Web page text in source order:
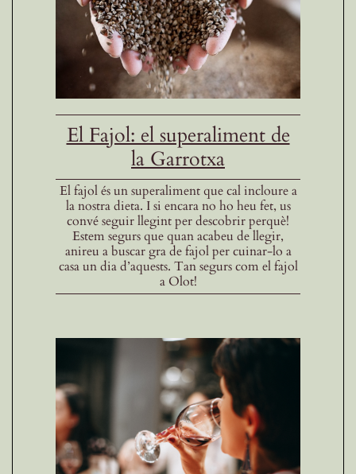
El Fajol: el superaliment de
la Garrotxa
El fajol és un superaliment que cal incloure a
la nostra dieta. I si encara no ho heu fet, us
convé seguir llegint per descobrir perquè!
Estem segurs que quan acabeu de llegir,
anireu a buscar gra de fajol per cuinar-lo a
casa un dia d’aquests. Tan segurs com el fajol
a Olot!